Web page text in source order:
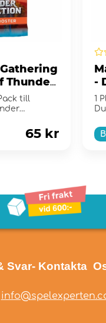
Thunder
till
65 kr
-
1
Svar- Kontakta